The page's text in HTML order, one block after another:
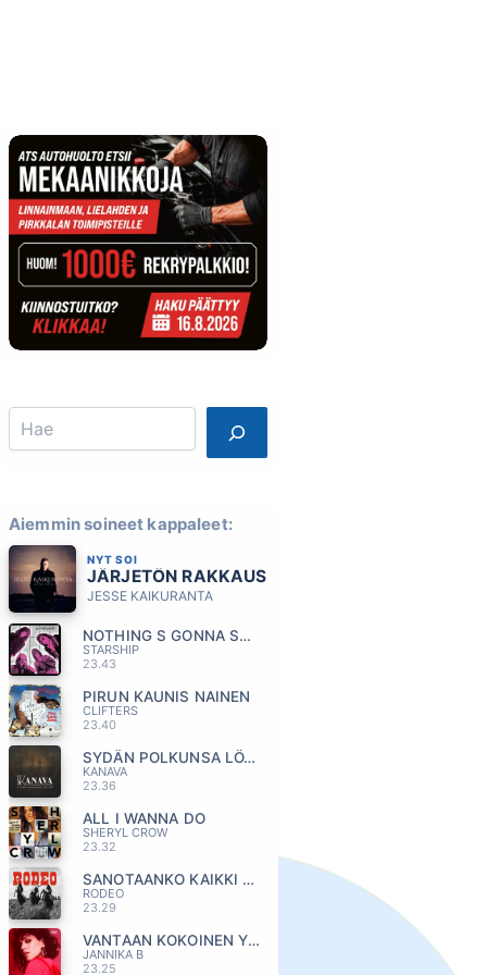
Search
Aiemmin soineet kappaleet:
NYT SOI
JÄRJETÖN RAKKAUS
JESSE KAIKURANTA
NOTHING S GONNA STOP US NOW
STARSHIP
23.43
PIRUN KAUNIS NAINEN
CLIFTERS
23.40
SYDÄN POLKUNSA LÖYTÄÄ
KANAVA
23.36
ALL I WANNA DO
SHERYL CROW
23.32
SANOTAANKO KAIKKI SUORAAN
RODEO
23.29
VANTAAN KOKOINEN YKSINÄISYYS
JANNIKA B
23.25